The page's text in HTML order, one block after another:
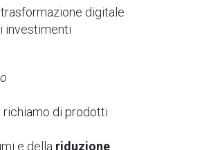
digitale
investimenti
richiamo di prodotti
e della riduzione